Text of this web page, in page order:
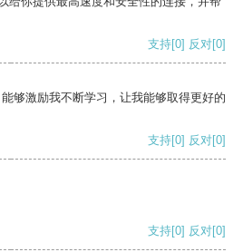
支持[0] 反对[0]
够激励我不断学习，让我能够取得更好的
支持[0] 反对[0]
支持[0] 反对[0]